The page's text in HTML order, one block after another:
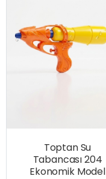
Toptan Su
Tabancası 204
Ekonomik Model